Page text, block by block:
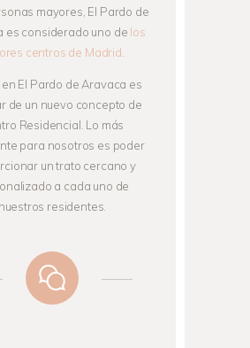
mayores, El Pardo de
es considerado uno de los
centros de Madrid
El Pardo de Aravaca es
de un nuevo concepto de
Residencial. Lo más
para nosotros es poder
un trato cercano y
a cada uno de
nuestros residentes.